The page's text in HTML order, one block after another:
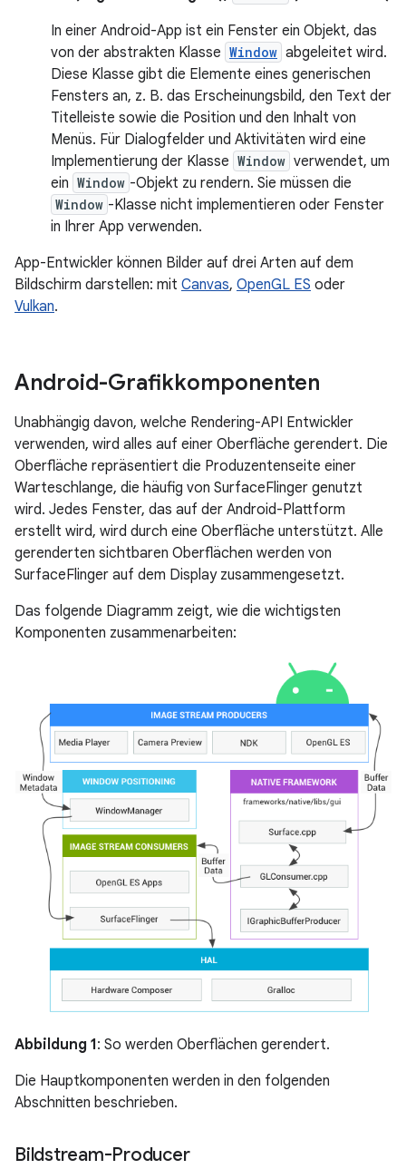
In einer Android-App ist ein Fenster ein Objekt, das
von der abstrakten Klasse Window abgeleitet wird.
Diese Klasse gibt die Elemente eines generischen
Fensters an, z. B. das Erscheinungsbild, den Text der
Titelleiste sowie die Position und den Inhalt von
Menüs. Für Dialogfelder und Aktivitäten wird eine
Implementierung der Klasse Window verwendet, um
ein Window -Objekt zu rendern. Sie müssen die
Window -Klasse nicht implementieren oder Fenster
in Ihrer App verwenden.
App-Entwickler können Bilder auf drei Arten auf dem
Bildschirm darstellen: mit Canvas, OpenGL ES oder
Vulkan.
Android-Grafikkomponenten
Unabhängig davon, welche Rendering-API Entwickler
verwenden, wird alles auf einer Oberfläche gerendert. Die
Oberfläche repräsentiert die Produzentenseite einer
Warteschlange, die häufig von SurfaceFlinger genutzt
wird. Jedes Fenster, das auf der Android-Plattform
erstellt wird, wird durch eine Oberfläche unterstützt. Alle
gerenderten sichtbaren Oberflächen werden von
SurfaceFlinger auf dem Display zusammengesetzt.
Das folgende Diagramm zeigt, wie die wichtigsten
Komponenten zusammenarbeiten:
Abbildung 1: So werden Oberflächen gerendert.
Die Hauptkomponenten werden in den folgenden
Abschnitten beschrieben.
Bildstream-Producer